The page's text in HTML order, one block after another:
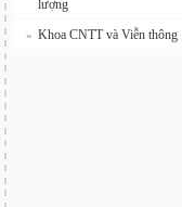
lượng
» Khoa CNTT và Viễn thông